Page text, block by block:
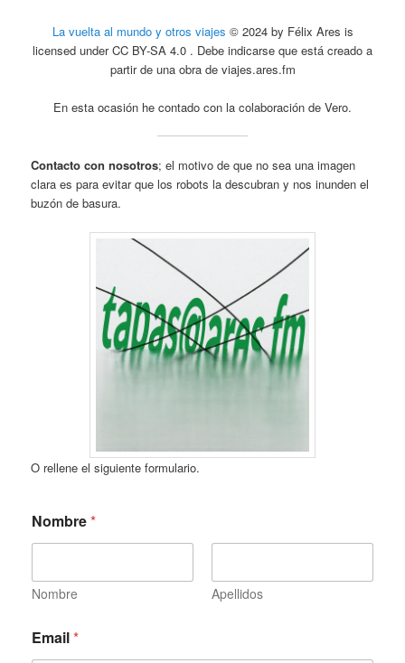
La vuelta al mundo y otros viajes © 2024 by Félix Ares is
licensed under CC BY-SA 4.0 . Debe indicarse que está creado a
partir de una obra de viajes.ares.fm
En esta ocasión he contado con la colaboración de Vero.
Contacto con nosotros; el motivo de que no sea una imagen
clara es para evitar que los robots la descubran y nos inunden el
buzón de basura.
O rellene el siguiente formulario.
Nombre*
Nombre Apellidos
Email*